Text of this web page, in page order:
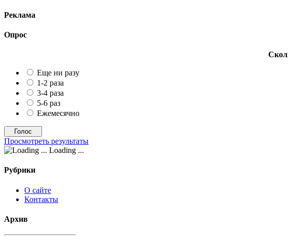
Реклама
Опрос
Еще ни разу
1-2 раза
3-4 раза
5-6 раз
Ежемесячно
Просмотреть результаты
Loading ...
Рубрики
О сайте
Контакты
Архив